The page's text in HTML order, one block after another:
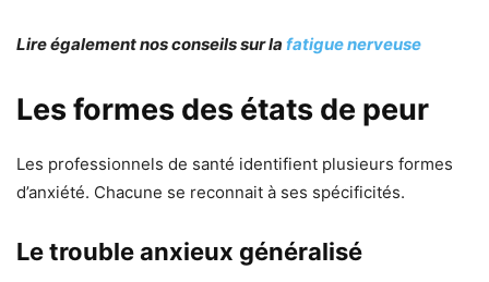
Lire également nos conseils sur la fatigue nerveuse
Les formes des états de peur
Les professionnels de santé identifient plusieurs formes
d’anxiété. Chacune se reconnait à ses spécificités.
Le trouble anxieux généralisé